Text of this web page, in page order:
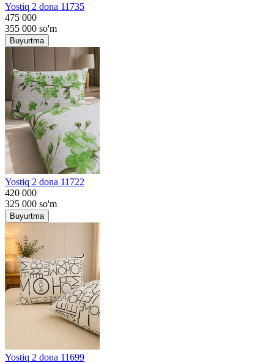
Yostiq 2 dona 11735
475 000
355 000 so'm
Buyurtma
Yostiq 2 dona 11722
420 000
325 000 so'm
Buyurtma
Yostiq 2 dona 11699